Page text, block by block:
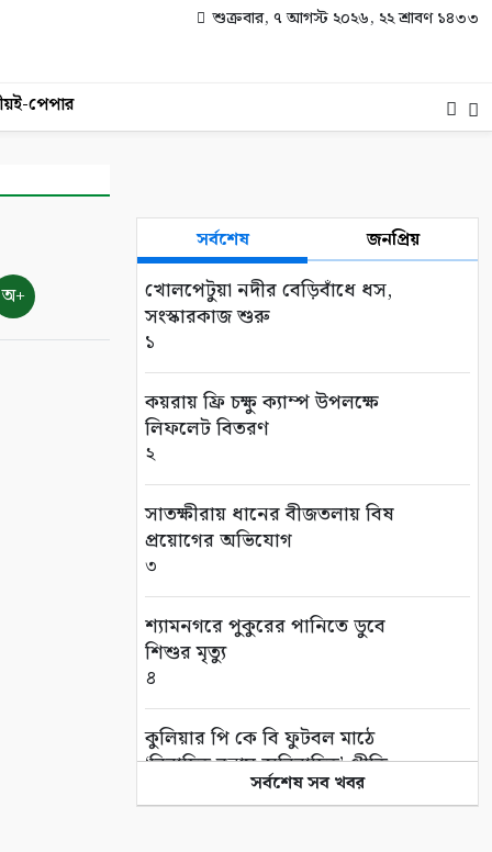
শুক্রবার, ৭ আগস্ট ২০২৬, ২২ শ্রাবণ ১৪৩৩
ই-পেপার
অ+
সর্বশেষ জনপ্রিয়
খোলপেটুয়া নদীর বেড়িবাঁধে ধস,
সংস্কারকাজ শুরু
১
কয়রায় ফ্রি চক্ষু ক্যাম্প উপলক্ষে
লিফলেট বিতরণ
২
সাতক্ষীরায় ধানের বীজতলায় বিষ
প্রয়োগের অভিযোগ
৩
শ্যামনগরে পুকুরের পানিতে ডুবে
শিশুর মৃত্যু
৪
কুলিয়ার পি কে বি ফুটবল মাঠে
‘বিবাহিত বনাম অবিবাহিত’ প্রীতি
সর্বশেষ সব খবর